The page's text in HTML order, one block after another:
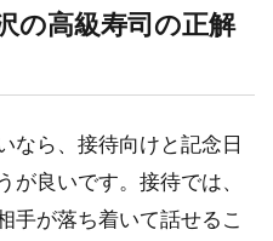
の高級寿司の正解
なら、接待向けと記念日
が良いです。接待では、
手が落ち着いて話せるこ